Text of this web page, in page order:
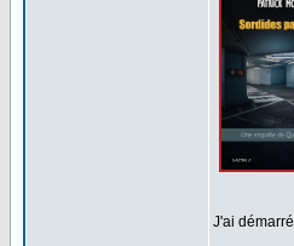
J'ai démarré